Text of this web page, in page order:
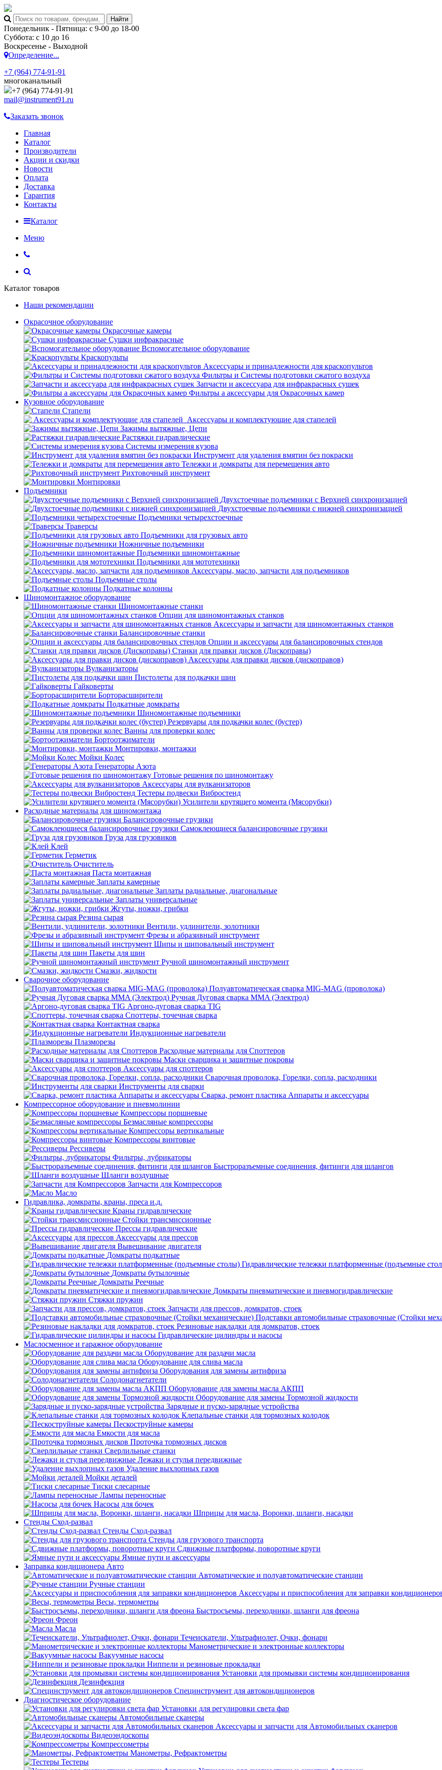
Понедельник - Пятница: с 9-00 до 18-00
Суббота: с 10 до 16
Воскресенье - Выходной
Определение...
+7 (964) 774-91-91
многоканальный
+7 (964) 774-91-91
mail@instrument91.ru
Заказать звонок
Главная
Каталог
Производители
Акции и скидки
Новости
Оплата
Доставка
Гарантия
Контакты
Каталог
Меню
Каталог товаров
Наши рекомендации
Окрасочное оборудование
Окрасочные камеры
Сушки инфракрасные
Вспомогательное оборудование
Краскопульты
Аксессуары и принадлежности для краскопультов
Фильтры и Системы подготовки сжатого воздуха
Запчасти и аксессуара для инфракрасных сушек
Фильтры а аксессуары для Окрасочных камер
Кузовное оборудование
Стапели
Аксессуары и комплектующие для стапелей
Зажимы вытяжные, Цепи
Растяжки гидравлические
Системы измерения кузова
Инструмент для удаления вмятин без покраски
Тележки и домкраты для перемещения авто
Рихтовочный инструмент
Монтировки
Подъемники
Двухстоечные подъемники с Верхней синхронизацией
Двухстоечные подъемники с нижней синхронизацией
Подъемники четырехстоечные
Траверсы
Подъемники для грузовых авто
Ножничные подъемники
Подъемники шиномонтажные
Подъемники для мототехники
Аксессуары, масло, запчасти для подъемников
Подъемные столы
Подкатные колонны
Шиномонтажное оборудование
Шиномонтажные станки
Опции для шиномонтажных станков
Аксессуары и запчасти для шиномонтажных станков
Балансировочные станки
Опции и аксессуары для балансировочных стендов
Станки для правки дисков (Дископравы)
Аксессуары для правки дисков (дископравов)
Вулканизаторы
Пистолеты для подкачки шин
Гайковерты
Борторасширители
Подкатные домкраты
Шиномонтажные подъемники
Резервуары для подкачки колес (бустер)
Ванны для проверки колес
Бортоотжиматели
Монтировки, монтажки
Мойки Колес
Генераторы Азота
Готовые решения по шиномонтажу
Аксессуары для вулканизаторов
Тестеры подвески Вибростенд
Усилители крутящего момента (Мясорубки)
Расходные материалы для шиномонтажа
Балансировочные грузики
Самоклеющиеся балансировочные грузики
Груза для грузовиков
Клей
Герметик
Очиститель
Паста монтажная
Заплаты камерные
Заплаты радиальные, диагональные
Заплаты универсальные
Жгуты, ножки, грибки
Резина сырая
Вентили, удлинители, золотники
Фрезы и абразивный инструмент
Шипы и шиповальный инструмент
Пакеты для шин
Ручной шиномонтажный инструмент
Смазки, жидкости
Сварочное оборудование
Полуавтоматическая сварка MIG-MAG (проволока)
Ручная Дуговая сварка MMA (Электрод)
Аргоно-дуговая сварка TIG
Споттеры, точечная сварка
Контактная сварка
Индукционные нагреватели
Плазморезы
Расходные материалы для Споттеров
Маски сварщика и защитные покровы
Аксессуары для споттеров
Сварочная проволока, Горелки, сопла, расходники
Инструменты для сварки
Сварка, ремонт пластика Аппараты и аксессуары
Компрессорное оборудование и пневмолинии
Компрессоры поршневые
Безмасляные компрессоры
Компрессоры вертикальные
Компрессоры винтовые
Рессиверы
Фильтры, лубрикаторы
Быстроразъемные соединения, фитинги для шлангов
Шланги воздушные
Запчасти для Компрессоров
Масло
Гидравлика, домкраты, краны, преса и.д.
Краны гидравлические
Стойки трансмиссионные
Прессы гидравлические
Аксессуары для прессов
Вывешивание двигателя
Домкраты подкатные
Гидравлические тележки платформенные (подъемные
Домкраты бутылочные
Домкраты Реечные
Домкраты пневматические и пневмогидравлические
Стяжки пружин
Запчасти для прессов, домкратов, стоек
Подставки автомобильные страховочные (Стойки
Резиновые накладки для домкратов, стоек
Гидравлические цилиндры и насосы
Маслосменное и гаражное оборудование
Оборудование для раздачи масла
Оборудование для слива масла
Оборудования для замены антифриза
Солодонагнетатели
Оборудование для замены масла АКПП
Оборудование для замены Тормозной жидкости
Зарядные и пуско-зарядные устройства
Клепальные станки для тормозных колодок
Пескоструйные камеры
Емкости для масла
Проточка тормозных дисков
Сверлильные станки
Лежаки и стулья передвижные
Удаление выхлопных газов
Мойки деталей
Тиски слесарные
Лампы переносные
Насосы для бочек
Шприцы для масла, Воронки, шланги, насадки
Стенды Сход-развал
Стенды Сход-развал
Стенды для грузового транспорта
Сдвижные платформы, поворотные круги
Ямные пути и аксессуары
Заправка кондиционера Авто
Автоматические и полуавтоматические станции
Ручные станции
Аксессуары и приспособления для заправки
Весы, термометры
Быстросъемы, переходники, шланги для фреона
Фреон
Масла
Течеискатели, Ультрафиолет, Очки, фонари
Манометрические и электронные коллекторы
Вакуумные насосы
Ниппели и резиновые прокладки
Установки для промывки системы кондиционирования
Дезинфекция
Специнструмент для автокондиционеров
Диагностическое оборудование
Установки для регулировки света фар
Автомобильные сканеры
Аксессуары и запчасти для Автомобильных сканеров
Видеоэндоскопы
Компрессометры
Манометры, Рефрактометры
Тестеры